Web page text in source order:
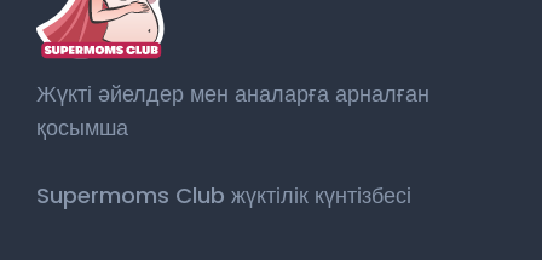
Жүкті әйелдер мен аналарға арналған
қосымша
Supermoms Club жүктілік күнтізбесі